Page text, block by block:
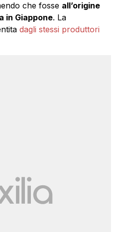
che fosse all’origine
in Giappone. La
dagli stessi produttori